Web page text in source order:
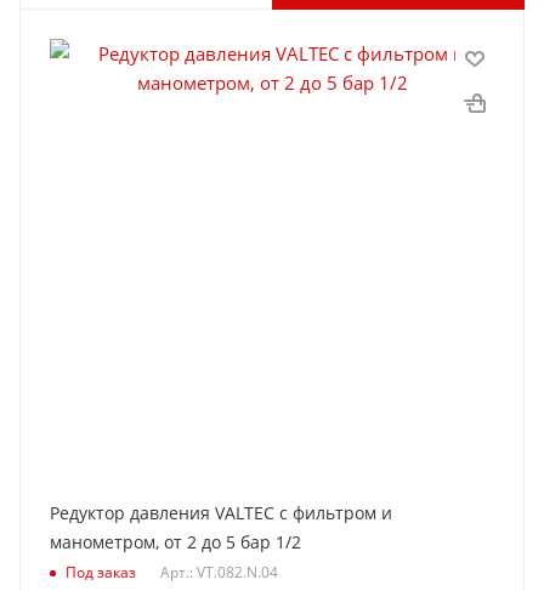
Редуктор давления VALTEC с фильтром и
манометром, от 2 до 5 бар 1/2
Под заказ Арт.: VT.082.N.04